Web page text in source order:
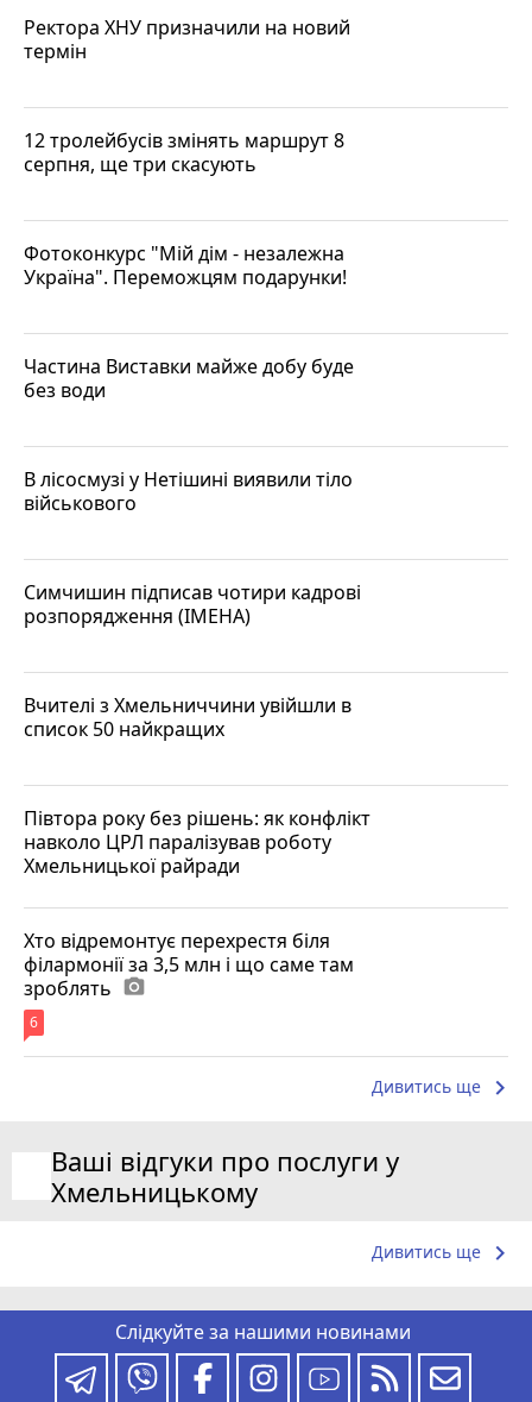
Ректора ХНУ призначили на новий
термін
12 тролейбусів змінять маршрут 8
серпня, ще три скасують
Фотоконкурс "Мій дім - незалежна
Україна". Переможцям подарунки!
Частина Виставки майже добу буде
без води
В лісосмузі у Нетішині виявили тіло
військового
Симчишин підписав чотири кадрові
розпорядження (ІМЕНА)
Вчителі з Хмельниччини увійшли в
список 50 найкращих
Півтора року без рішень: як конфлікт
навколо ЦРЛ паралізував роботу
Хмельницької райради
Хто відремонтує перехрестя біля
філармонії за 3,5 млн і що саме там
зроблять photo_camera
6
Дивитись ще keyboard_arrow_right
Ваші відгуки про послуги у
Хмельницькому
Дивитись ще keyboard_arrow_right
Слідкуйте за нашими новинами